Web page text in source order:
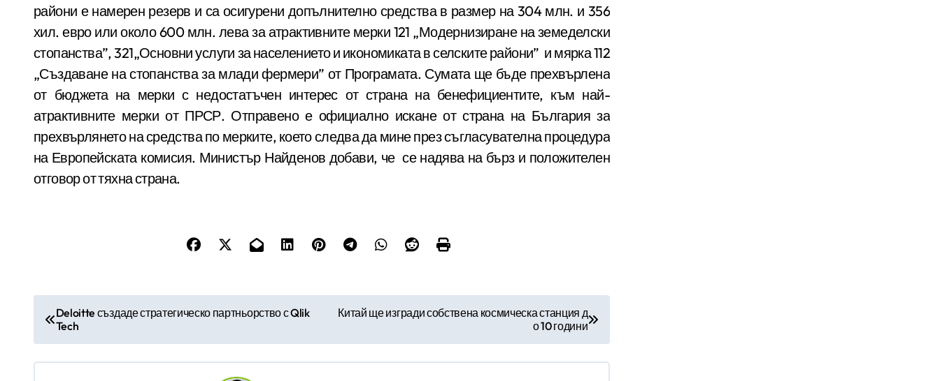
райони е намерен резерв и са осигурени допълнително средства в размер на 304 млн. и 356
хил. евро или около 600 млн. лева за атрактивните мерки 121 „Модернизиране на земеделски
стопанства”, 321„Основни услуги за населението и икономиката в селските райони” и мярка 112
„Създаване на стопанства за млади фермери” от Програмата. Сумата ще бъде прехвърлена
от бюджета на мерки с недостатъчен интерес от страна на бенефициентите, към най-
атрактивните мерки от ПРСР. Отправено е официално искане от страна на България за
прехвърлянето на средства по мерките, което следва да мине през съгласувателна процедура
на Европейската комисия. Министър Найденов добави, че се надява на бърз и положителен
отговор от тяхна страна.
а
в
Deloitte създаде стратегическо партньорство с Qlik
Tech
Китай ще изгради собствена космическа станция д
о 10 години